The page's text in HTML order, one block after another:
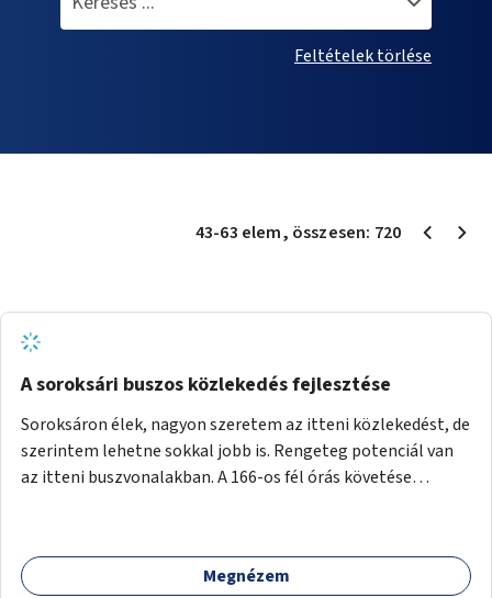
Feltételek törlése
43-63 elem, összesen: 720
A soroksári buszos közlekedés fejlesztése
Soroksáron élek, nagyon szeretem az itteni közlekedést, de
szerintem lehetne sokkal jobb is. Rengeteg potenciál van
az itteni buszvonalakban. A 166-os fél órás követése
HÉVet, ráadásul kényelmes alacsonypadlós szolgáltatást
nyújt. Hétköznap csúcsidőben a 166-os járhatna 15
Megnézem